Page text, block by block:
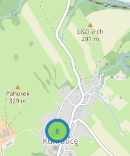
6